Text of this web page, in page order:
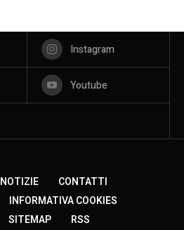
Instagram
Youtube
NOTIZIE
CONTATTI
INFORMATIVA COOKIES
SITEMAP RSS